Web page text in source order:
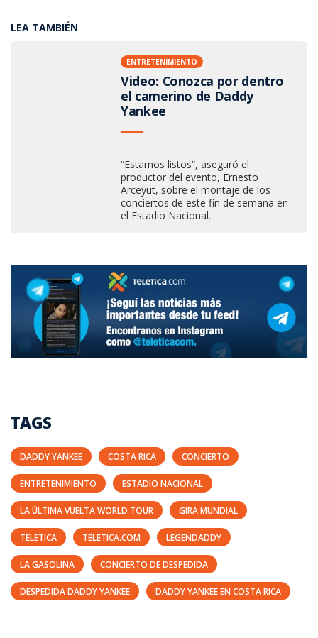
LEA TAMBIÉN
ENTRETENIMIENTO
Video: Conozca por dentro
el camerino de Daddy
Yankee
“Estamos listos”, aseguró el
productor del evento, Ernesto
Arceyut, sobre el montaje de los
conciertos de este fin de semana en
el Estadio Nacional.
TAGS
DADDY YANKEE COSTA RICA CONCIERTO
ENTRETENIMIENTO ESTADIO NACIONAL
LA ÚLTIMA VUELTA WORLD TOUR GIRA MUNDIAL
TELETICA TELETICA.COM LEGENDADDY
LA GASOLINA CONCIERTO DE DESPEDIDA
DESPEDIDA DADDY YANKEE DADDY YANKEE EN COSTA RICA